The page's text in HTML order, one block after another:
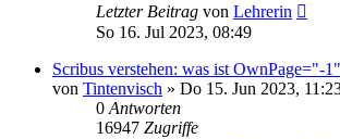
Letzter Beitrag von Lehrerin
So 16. Jul 2023, 08:49
Scribus verstehen: was ist OwnPage="-1"
von Tintenvisch » Do 15. Jun 2023,
0 Antworten
16947 Zugriffe